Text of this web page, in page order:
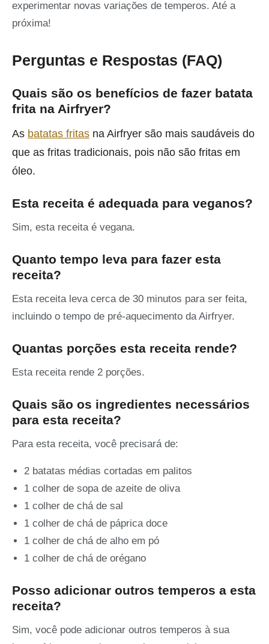
experimentar novas variações de temperos. Até a
próxima!
Perguntas e Respostas (FAQ)
Quais são os benefícios de fazer batata
frita na Airfryer?
As batatas fritas na Airfryer são mais saudáveis do
que as fritas tradicionais, pois não são fritas em
óleo.
Esta receita é adequada para veganos?
Sim, esta receita é vegana.
Quanto tempo leva para fazer esta
receita?
Esta receita leva cerca de 30 minutos para ser feita,
incluindo o tempo de pré-aquecimento da Airfryer.
Quantas porções esta receita rende?
Esta receita rende 2 porções.
Quais são os ingredientes necessários
para esta receita?
Para esta receita, você precisará de:
2 batatas médias cortadas em palitos
1 colher de sopa de azeite de oliva
1 colher de chá de sal
1 colher de chá de páprica doce
1 colher de chá de alho em pó
1 colher de chá de orégano
Posso adicionar outros temperos a esta
receita?
Sim, você pode adicionar outros temperos à sua